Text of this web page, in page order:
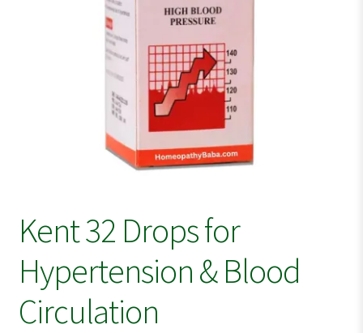
Kent 32 Drops for
Hypertension & Blood
Circulation